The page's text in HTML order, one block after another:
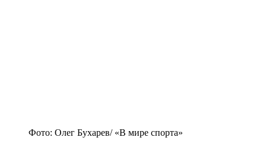
Фото: Олег Бухарев/ «В мире спорта»